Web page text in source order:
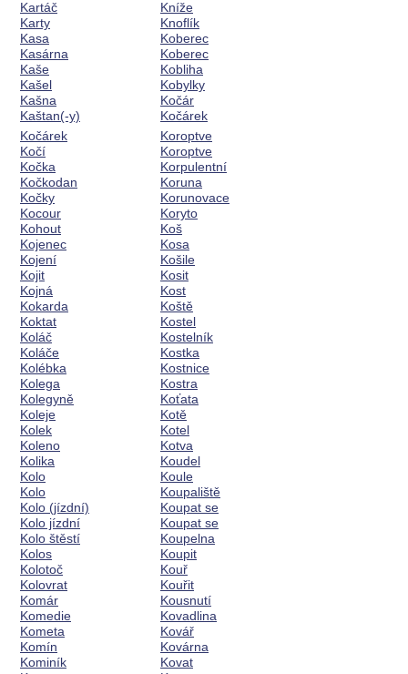
Kartáč
Karty
Kasa
Kasárna
Kaše
Kašel
Kašna
Kaštan(-y)
Kníže
Knoflík
Koberec
Koberec
Kobliha
Kobylky
Kočár
Kočárek
Kočárek
Kočí
Kočka
Kočkodan
Kočky
Kocour
Kohout
Kojenec
Kojení
Kojit
Kojná
Kokarda
Koktat
Koláč
Koláče
Kolébka
Kolega
Kolegyně
Koleje
Kolek
Koleno
Kolika
Kolo
Kolo
Kolo (jízdní)
Kolo jízdní
Kolo štěstí
Kolos
Kolotoč
Kolovrat
Komár
Komedie
Kometa
Komín
Kominík
Koroptve
Koroptve
Korpulentní
Koruna
Korunovace
Koryto
Koš
Kosa
Košile
Kosit
Kost
Koště
Kostel
Kostelník
Kostka
Kostnice
Kostra
Koťata
Kotě
Kotel
Kotva
Koudel
Koule
Koupaliště
Koupat se
Koupat se
Koupelna
Koupit
Kouř
Kouřit
Kousnutí
Kovadlina
Kovář
Kovárna
Kovat